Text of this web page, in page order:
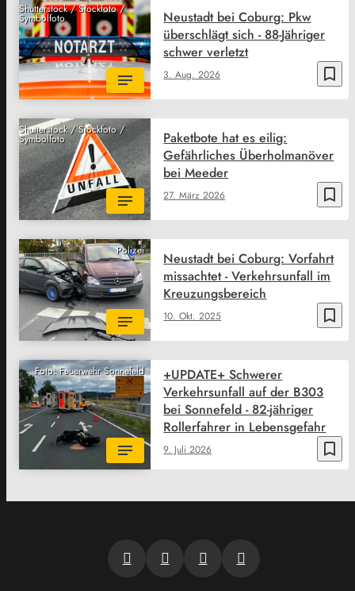
Shutterstock / Stockfoto /
Symbolfoto
bookmark_border
3. Aug. 2026
Neustadt bei Coburg: Pkw
überschlägt sich - 88-Jähriger
schwer verletzt
Shutterstock / Stockfoto /
Symbolfoto
bookmark_border
27. März 2026
Paketbote hat es eilig:
Gefährliches Überholmanöver
bei Meeder
Polizei
bookmark_border
10. Okt. 2025
Neustadt bei Coburg: Vorfahrt
missachtet - Verkehrsunfall im
Kreuzungsbereich
Foto: Feuerwehr Sonnefeld
bookmark_border
9. Juli 2026
+UPDATE+ Schwerer
Verkehrsunfall auf der B303
bei Sonnefeld - 82-jähriger
Rollerfahrer in Lebensgefahr